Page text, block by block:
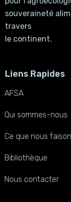
souveraineté
travers
le continent.
Liens Rapides
AFSA
Qui sommes-nous
Ce que nous
Bibliothèque
Nous contacter